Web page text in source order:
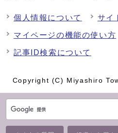
個人情報について サイ
マイページの機能の使い方
記事ID検索について
Copyright (C) Miyashiro